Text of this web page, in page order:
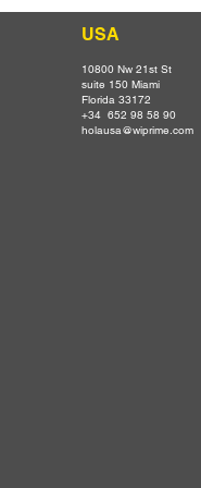
USA
10800 Nw 21st St
suite 150 Miami
Florida 33172
+34 652 98 58 90
holausa@wiprime.com